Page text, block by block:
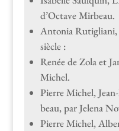
d’Octave Mirbeau.
Anto­nia
siècle :
Renée de Zola et
Michel.
Pierre Michel,
beau, par Jele­na
Pierre Michel,